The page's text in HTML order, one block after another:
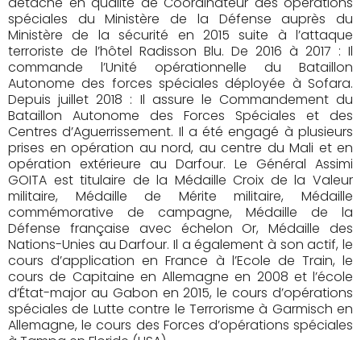
spéciales du Ministère de la Défense auprès du
Ministère de la sécurité en 2015 suite à l’attaque
terroriste de l’hôtel Radisson Blu. De 2016 à 2017 : Il
commande l’Unité opérationnelle du Bataillon
Autonome des forces spéciales déployée à Sofara.
Depuis juillet 2018 : Il assure le Commandement du
Bataillon Autonome des Forces Spéciales et des
Centres d’Aguerrissement. Il a été engagé à plusieurs
prises en opération au nord, au centre du Mali et en
opération extérieure au Darfour. Le Général Assimi
GOITA est titulaire de la Médaille Croix de la Valeur
militaire, Médaille de Mérite militaire, Médaille
commémorative de campagne, Médaille de la
Défense française avec échelon Or, Médaille des
Nations-Unies au Darfour. Il a également à son actif, le
cours d’application en France à l’Ecole de Train, le
cours de Capitaine en Allemagne en 2008 et l’école
d’État-major au Gabon en 2015, le cours d’opérations
spéciales de Lutte contre le Terrorisme à Garmisch en
Allemagne, le cours des Forces d’opérations spéciales